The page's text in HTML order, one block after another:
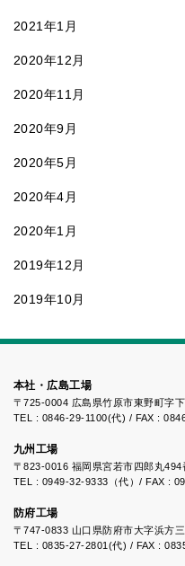
2021年1月
2020年12月
2020年11月
2020年9月
2020年5月
2020年4月
2020年1月
2019年12月
2019年10月
本社・広島工場
〒725-0004 広島県竹原市東野町字
TEL : 0846-29-1100(代) / FAX :
九州工場
〒823-0016 福岡県宮若市四郎丸494
TEL : 0949-32-9333（代）/ FAX :
防府工場
〒747-0833 山口県防府市大字浜方
TEL : 0835-27-2801(代) / FAX :